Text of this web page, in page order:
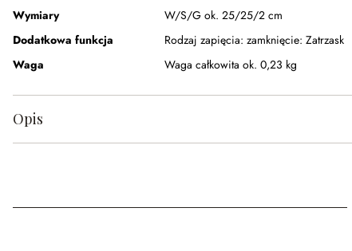
Wymiary
W/S/G ok. 25/25/2 cm
Dodatkowa funkcja
Rodzaj zapięcia: zamknięcie: Zatrzask
Waga
Waga całkowita ok. 0,23 kg
Opis